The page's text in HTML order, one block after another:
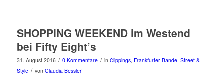
SHOPPING WEEKEND im Westend
bei Fifty Eight’s
31. August 2016 / 0 Kommentare / in Clippings, Frankfurter Bande, Street &
Style / von Claudia Bessler